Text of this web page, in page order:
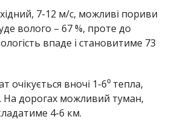
7-12 м/с, можливі пориви
волого – 67 %, проте до
впаде і становитиме 73
очікується вночі 1-6⁰ тепла,
На дорогах можливий туман,
4-6 км.